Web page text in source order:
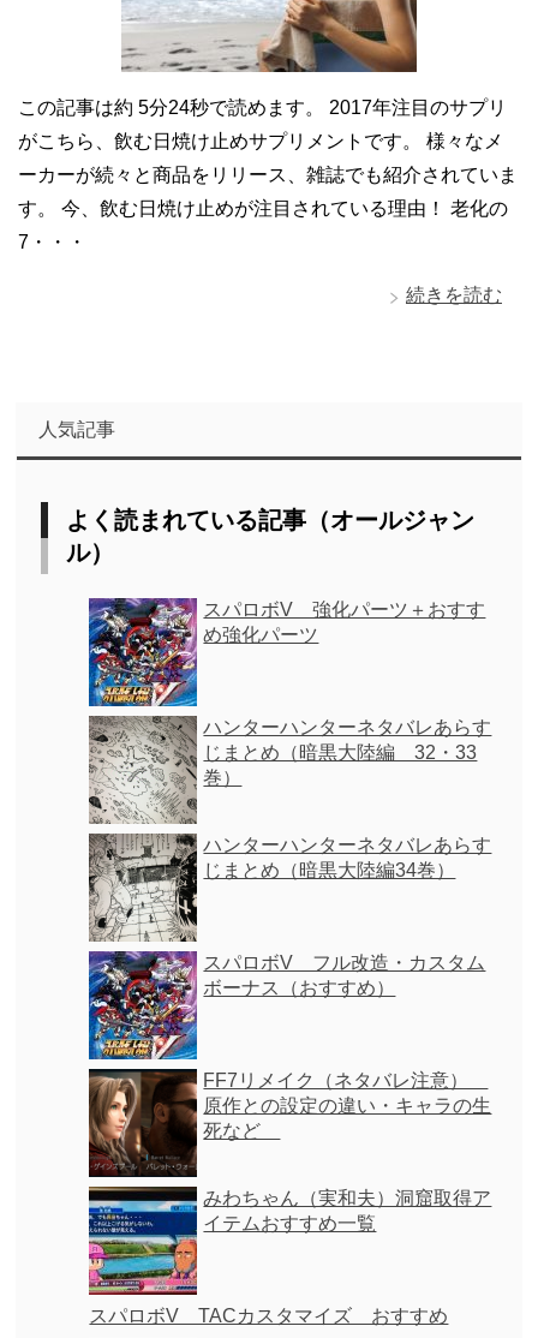
この記事は約 5分24秒で読めます。 2017年注目のサプリ
がこちら、飲む日焼け止めサプリメントです。 様々なメ
ーカーが続々と商品をリリース、雑誌でも紹介されていま
す。 今、飲む日焼け止めが注目されている理由！ 老化の
7・・・
続きを読む
人気記事
よく読まれている記事（オールジャン
ル）
スパロボV 強化パーツ＋おすす
め強化パーツ
ハンターハンターネタバレあらす
じまとめ（暗黒大陸編 32・33
巻）
ハンターハンターネタバレあらす
じまとめ（暗黒大陸編34巻）
スパロボV フル改造・カスタム
ボーナス（おすすめ）
FF7リメイク（ネタバレ注意）
原作との設定の違い・キャラの生
死など
みわちゃん（実和夫）洞窟取得ア
イテムおすすめ一覧
スパロボV TACカスタマイズ おすすめ